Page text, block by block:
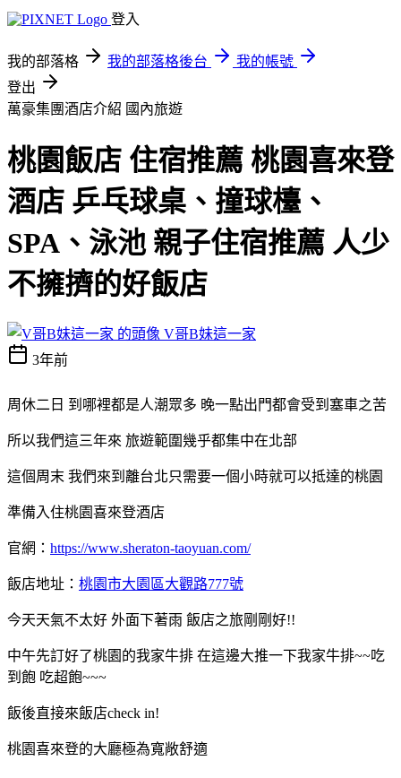
登入
我的部落格 我的部落格後台
我的帳號
登出
萬豪集團酒店介紹 國內旅遊
桃園飯店 住宿推薦 桃園喜來登
酒店 乒乓球桌、撞球檯、
SPA、泳池 親子住宿推薦 人少
不擁擠的好飯店
V哥B妹這一家
3年前
周休二日 到哪裡都是人潮眾多 晚一點出門都會受到塞車之苦
所以我們這三年來 旅遊範圍幾乎都集中在北部
這個周末 我們來到離台北只需要一個小時就可以抵達的桃園
準備入住桃園喜來登酒店
官網： https://www.sheraton-taoyuan.com/
飯店地址： 桃園市大園區大觀路777號
今天天氣不太好 外面下著雨 飯店之旅剛剛好!!
中午先訂好了桃園的我家牛排 在這邊大推一下我家牛排~~吃
到飽 吃超飽~~~
飯後直接來飯店check in!
桃園喜來登的大廳極為寬敞舒適